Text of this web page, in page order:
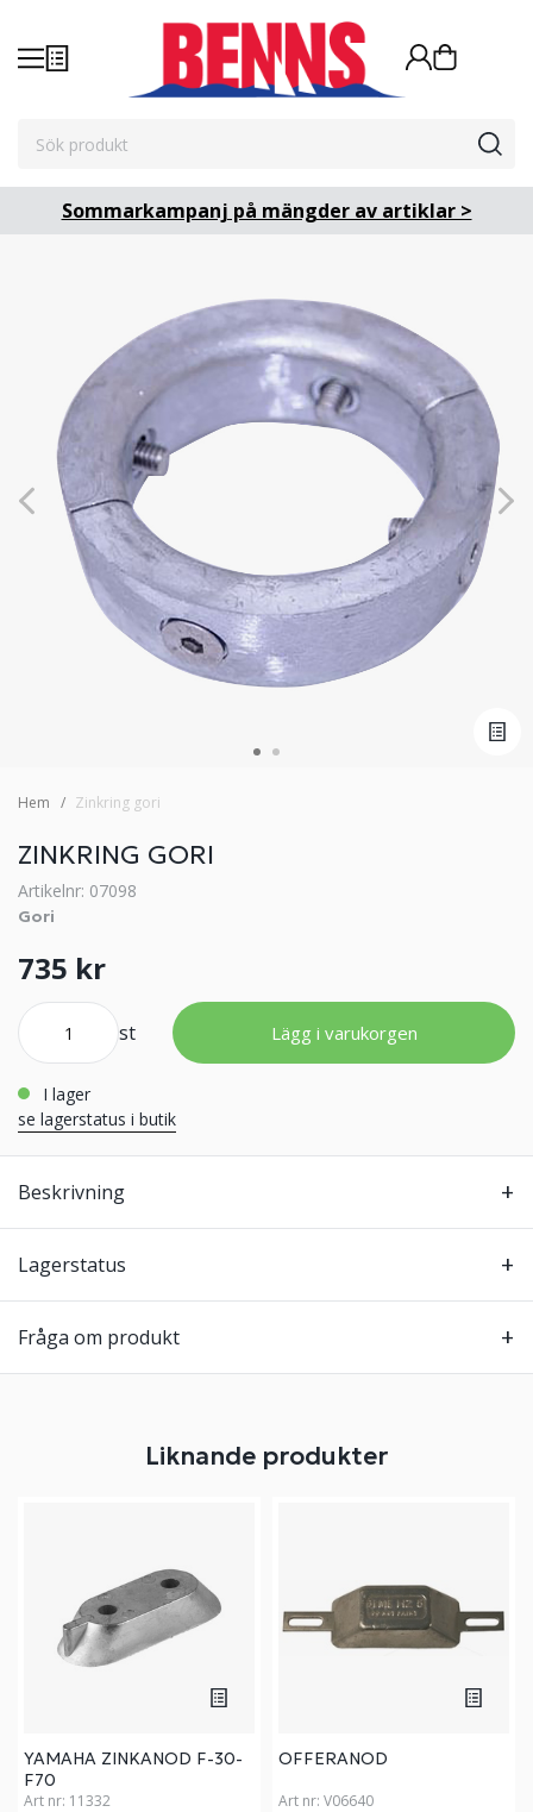
Sommarkampanj på mängder av artiklar >
Hem Zinkring gori
ZINKRING GORI
Artikelnr: 07098
Gori
735 kr
st Lägg i varukorgen
i lager
se lagerstatus i butik
Beskrivning
Lagerstatus
Fråga om produkt
Liknande produkter
YAMAHA ZINKANOD F-30-
F70
Art nr: 11332
OFFERANOD
Art nr: V06640